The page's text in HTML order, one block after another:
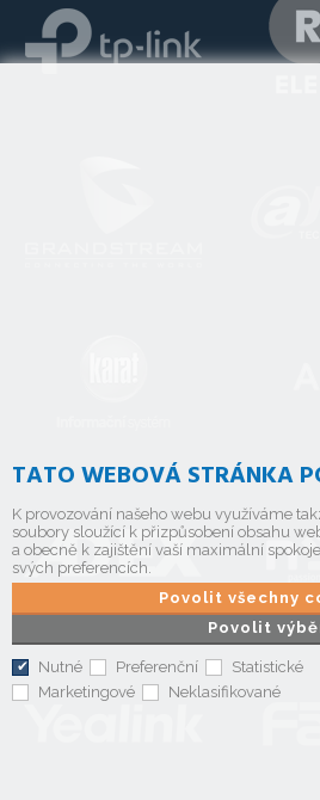
TATO WEBOVÁ STRÁNKA
K provozování našeho webu využíváme
soubory sloužící k přizpůsobení obsahu
a obecně k zajištění vaší maximální
svých preferencích.
Povolit
Povolit všechny
Nutné Preferenční
Statistické
Marketingové
Neklasifikované